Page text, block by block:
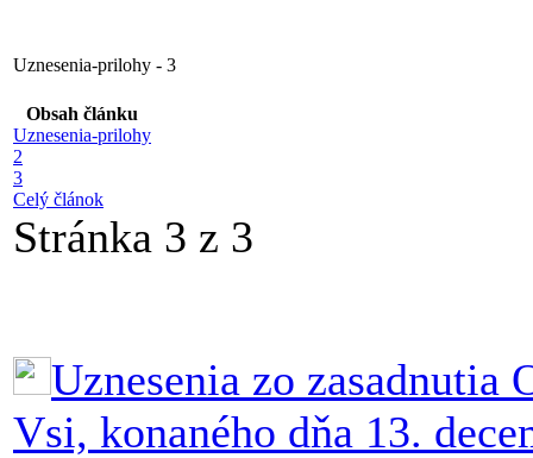
Uznesenia-prilohy - 3
Obsah článku
Uznesenia-prilohy
2
3
Celý článok
Stránka 3 z 3
Uznesenia zo zasadnutia
Vsi, konaného dňa 13.